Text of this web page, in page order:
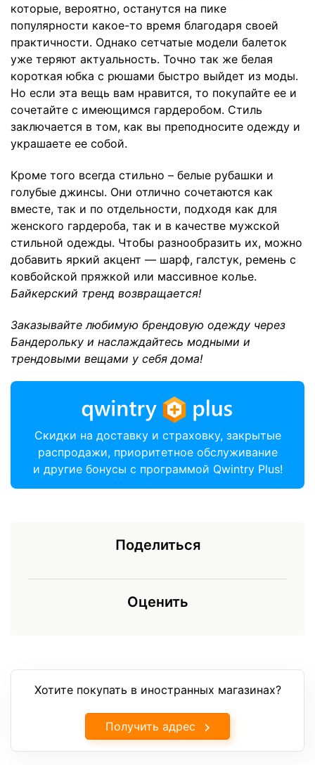
которые, вероятно, останутся на пике
популярности какое-то время благодаря своей
практичности. Однако сетчатые модели балеток
уже теряют актуальность. Точно так же белая
короткая юбка с рюшами быстро выйдет из моды.
Но если эта вещь вам нравится, то покупайте ее и
сочетайте с имеющимся гардеробом. Стиль
заключается в том, как вы преподносите одежду и
украшаете ее собой.
Кроме того всегда стильно – белые рубашки и
голубые джинсы. Они отлично сочетаются как
вместе, так и по отдельности, подходя как для
женского гардероба, так и в качестве мужской
стильной одежды. Чтобы разнообразить их, можно
добавить яркий акцент — шарф, галстук, ремень с
ковбойской пряжкой или массивное колье.
Байкерский тренд возвращается!
Заказывайте любимую брендовую одежду через
Бандерольку и наслаждайтесь модными и
трендовыми вещами у себя дома!
Скидки на доставку и страховку, закрытые
распродажи, приоритетное обслуживание
и другие бонусы с программой Qwintry Plus!
Поделиться
Оценить
Хотите покупать в иностранных магазинах?
Получить адрес